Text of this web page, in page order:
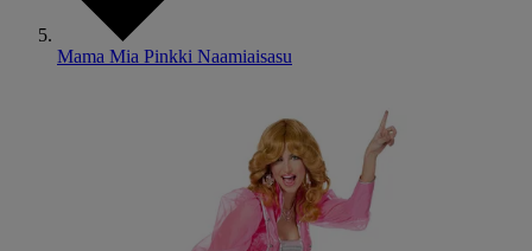
Mama Mia Pinkki Naamiaisasu